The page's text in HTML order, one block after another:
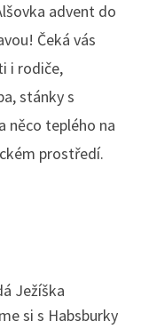
advent do
Čeká vás
i rodiče,
stánky s
něco teplého na
prostředí.
Ježíška
si s Habsburky